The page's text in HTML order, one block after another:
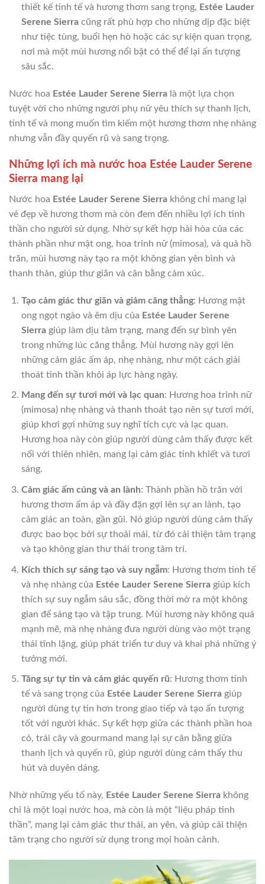
thiết kế tinh tế và hương thơm sang trọng, Estée Lauder
Serene Sierracũng rất phù hợp cho những dịp đặc biệt
như tiệc tùng, buổi hẹn hò hoặc các sự kiện quan trọng,
nơi mà một mùi hương nổi bật có thể để lại ấn tượng
sâu sắc.
Nước hoa Estée Lauder Serene Sierra là một lựa chọn
tuyệt vời cho những người phụ nữ yêu thích sự thanh lịch,
tinh tế và mong muốn tìm kiếm một hương thơm nhẹ nhàng
nhưng vẫn đầy quyến rũ và sang trọng.
Những lợi ích mà nước hoa Estée Lauder Serene
Sierra mang lại
Nước hoa Estée Lauder Serene Sierra không chỉ mang lại
vẻ đẹp về hương thơm mà còn đem đến nhiều lợi ích tinh
thần cho người sử dụng. Nhờ sự kết hợp hài hòa của các
thành phần như mật ong, hoa trinh nữ (mimosa), và quả hồ
trăn, mùi hương này tạo ra một không gian yên bình và
thanh thản, giúp thư giãn và cân bằng cảm xúc.
Tạo cảm giác thư giãn và giảm căng thẳng: Hương mật
ong ngọt ngào và êm dịu của Estée Lauder Serene
Sierragiúp làm dịu tâm trạng, mang đến sự bình yên
trong những lúc căng thẳng. Mùi hương này gợi lên
những cảm giác ấm áp, nhẹ nhàng, như một cách giải
thoát tinh thần khỏi áp lực hàng ngày.
Mang đến sự tươi mới và lạc quan: Hương hoa trinh nữ
(mimosa) nhẹ nhàng và thanh thoát tạo nên sự tươi mới,
giúp khơi gợi những suy nghĩ tích cực và lạc quan.
Hương hoa này còn giúp người dùng cảm thấy được kết
nối với thiên nhiên, mang lại cảm giác tinh khiết và tươi
sáng.
Cảm giác ấm cúng và an lành: Thành phần hồ trăn với
hương thơm ấm áp và đầy đặn gợi lên sự an lành, tạo
cảm giác an toàn, gần gũi. Nó giúp người dùng cảm thấy
được bao bọc bởi sự thoải mái, từ đó cải thiện tâm trạng
và tạo không gian thư thái trong tâm trí.
Kích thích sự sáng tạo và suy ngẫm: Hương thơm tinh tế
và nhẹ nhàng của Estée Lauder Serene Sierragiúp kích
thích sự suy ngẫm sâu sắc, đồng thời mở ra một không
gian để sáng tạo và tập trung. Mùi hương này không quá
mạnh mẽ, mà nhẹ nhàng đưa người dùng vào một trạng
thái tĩnh lặng, giúp phát triển tư duy và khai phá những ý
tưởng mới.
Tăng sự tự tin và cảm giác quyến rũ: Hương thơm tinh
tế và sang trọng của Estée Lauder Serene Sierragiúp
người dùng tự tin hơn trong giao tiếp và tạo ấn tượng
tốt với người khác. Sự kết hợp giữa các thành phần hoa
cỏ, trái cây và gourmand mang lại sự cân bằng giữa
thanh lịch và quyến rũ, giúp người dùng cảm thấy thu
hút và duyên dáng.
Nhờ những yếu tố này, Estée Lauder Serene Sierra không
chỉ là một loại nước hoa, mà còn là một “liệu pháp tinh
thần”, mang lại cảm giác thư thái, an yên, và giúp cải thiện
tâm trạng cho người sử dụng trong mọi hoàn cảnh.